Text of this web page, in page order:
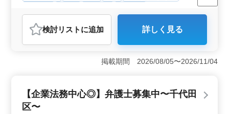
おすすめポイント
＜アットホームな環境＞ 千代田区の法律事務所はアッ
トホームで、風通しの良い雰囲気が特徴です。一般民事
案件を中心に破産、民事再生、任意整理、賃貸、連帯保
す。 ＜挑戦の場＞ 未経験分野にもチャレンジした
い方に最適です。経験やスキルにより他の業務もおまか
検討リスト に追加 詳しく見る
掲載期間 2026/08/05〜2026/11/04
【企業法務中心◎】弁護士募集中〜千代田
区〜